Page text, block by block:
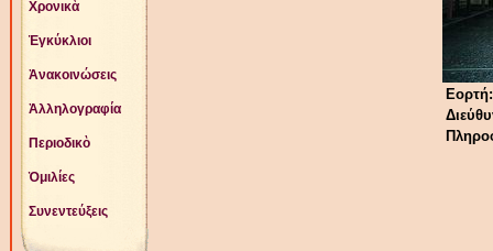
Χρονικὰ
Ἐγκύκλιοι
Ἀνακοινώσεις
Ἀλληλογραφία
Περιοδικὸ
Ὁμιλίες
Συνεντεύξεις